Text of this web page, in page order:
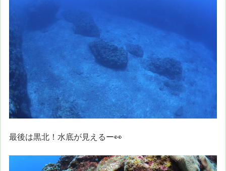
最後は黒北！水底が見えるー👀